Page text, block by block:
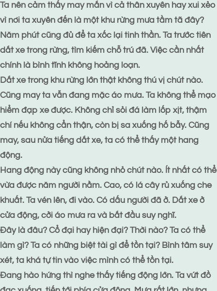
Ta nên cảm thấy may mắn vì cả thân xuyên hay xui xẻo
vì nơi ta xuyên đến là một khu rừng mưa tầm tã đây?
Năm phút cũng đủ để ta xốc lại tinh thần. Ta trước tiên
dắt xe trong rừng, tìm kiếm chỗ trú đã. Việc cần nhất
chính là bình tĩnh không hoảng loạn.
Dắt xe trong khu rừng lớn thật không thú vị chút nào.
Cũng may ta vẫn đang mặc áo mưa. Ta không thể mạo
hiểm đạp xe được. Không chỉ sỏi đá làm lốp xịt, thậm
chí nếu không cẩn thận, còn bị sa xuống hố bẫy. Cũng
may, sau nửa tiếng dắt xe, ta có thể thấy một hang
động.
Hang động này cũng không nhỏ chút nào. Ít nhất có thể
vừa được năm người nằm. Cao, có lá cây rủ xuống che
khuất. Ta vén lên, đi vào. Có dấu người đã ở. Dắt xe ở
cửa động, cởi áo mưa ra và bắt đầu suy nghĩ.
Đây là đâu? Cổ đại hay hiện đại? Thời nào? Ta có thể
làm gì? Ta có những biệt tài gì để tồn tại? Bình tâm suy
xét, ta khá tự tin vào việc mình có thể tồn tại.
Đang hào hứng thì nghe thấy tiếng động lớn. Ta vứt đồ